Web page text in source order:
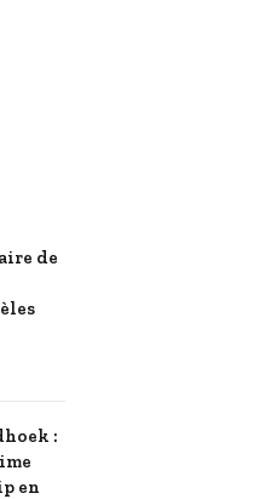
de
:
en